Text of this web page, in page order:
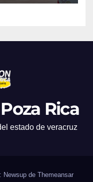
Rica
estado de veracruz
Newsup de Themeansar